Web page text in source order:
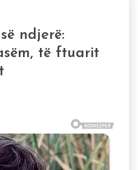
ndjerë:
të ftuarit